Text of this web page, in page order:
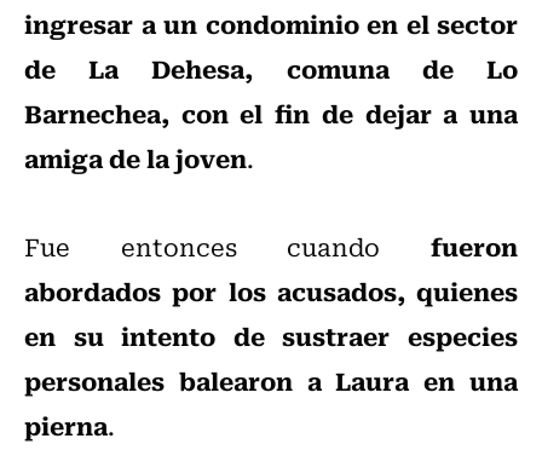
ingresar a un condominio en el sector
de La Dehesa, comuna de Lo
Barnechea, con el fin de dejar a una
amiga de la joven.
Fue entonces cuando fueron
abordados por los acusados, quienes
en su intento de sustraer especies
personales balearon a Laura en una
pierna.